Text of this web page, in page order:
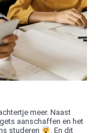
meer. Naast
aanschaffen en het
studeren
. En dit